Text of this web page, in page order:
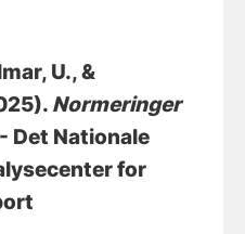
U., &
Normeringer
Det Nationale
for